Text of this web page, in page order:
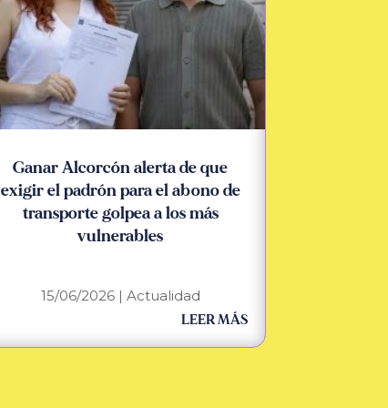
Ganar Alcorcón alerta de que
exigir el padrón para el abono de
transporte golpea a los más
vulnerables
15/06/2026| Actualidad
LEER MÁS